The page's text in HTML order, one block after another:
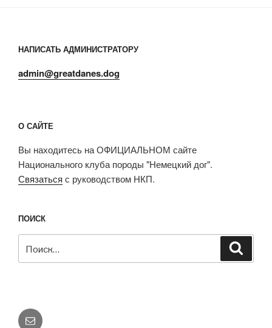
НАПИСАТЬ АДМИНИСТРАТОРУ
admin@greatdanes.dog
О САЙТЕ
Вы находитесь на ОФИЦИАЛЬНОМ сайте
Национального клуба породы "Немецкий дог".
Связаться с руководством НКП.
ПОИСК
E-